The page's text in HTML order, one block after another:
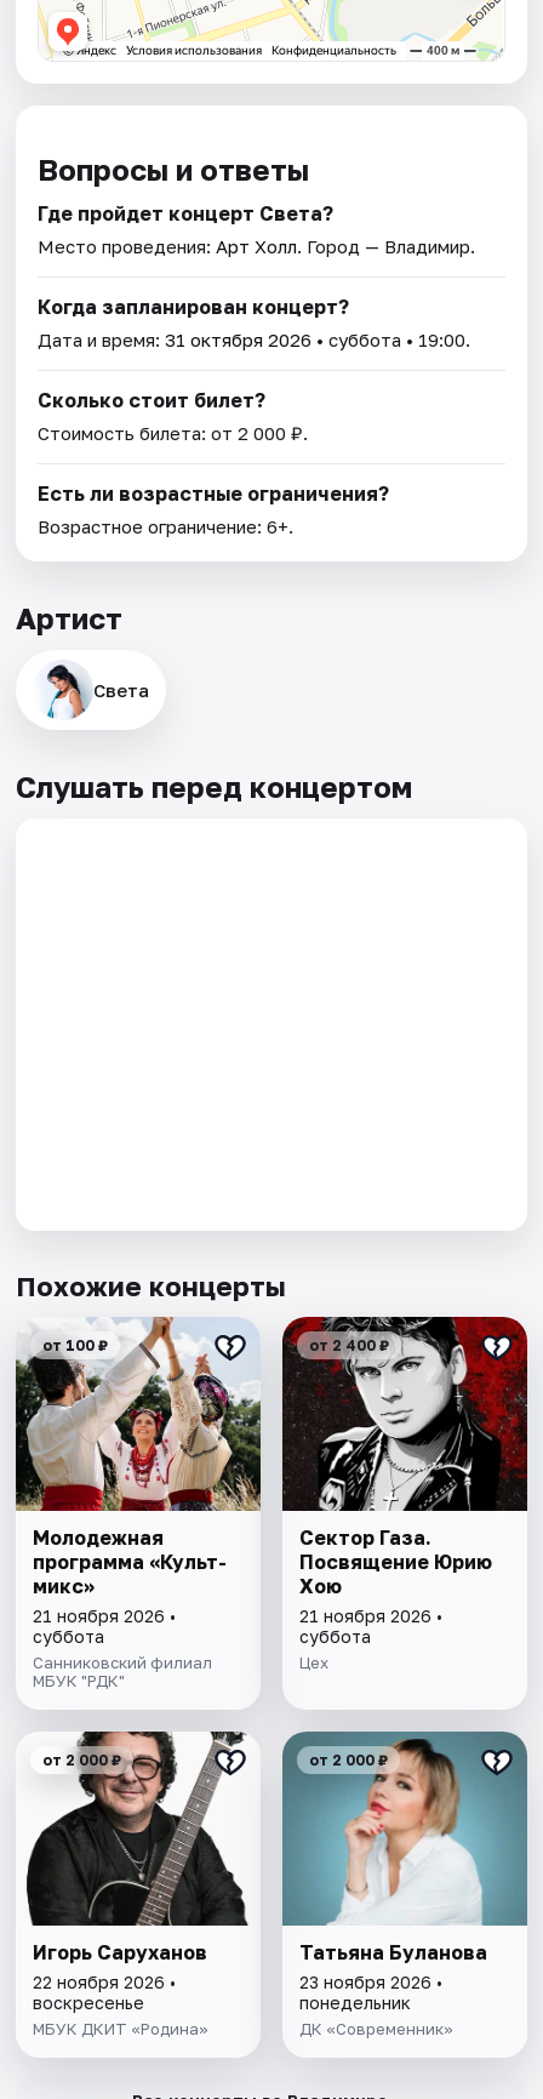
Вопросы и ответы
Где пройдет концерт Света?
Место проведения:Арт Холл. Город — Владимир.
Когда запланирован концерт?
Дата и время:31 октября 2026 • суббота • 19:00.
Сколько стоит билет?
Стоимость билета: от 2 000 ₽.
Есть ли возрастные ограничения?
Возрастное ограничение: 6+.
Артист
Света
Слушать перед концертом
Похожие концерты
от 100 ₽
Молодежная
программа «Культ-
микс»
21 ноября 2026 •
суббота
Санниковский филиал
МБУК "РДК"
от 2 400 ₽
Сектор Газа.
Посвящение Юрию
Хою
21 ноября 2026 •
суббота
Цех
от 2 000 ₽
Игорь Саруханов
22 ноября 2026 •
воскресенье
МБУК ДКИТ «Родина»
от 2 000 ₽
Татьяна Буланова
23 ноября 2026 •
понедельник
ДК «Современник»